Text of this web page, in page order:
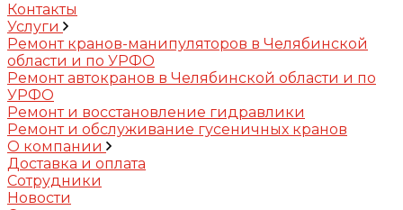
Контакты
Услуги
Ремонт кранов-манипуляторов в Челябинской
области и по УРФО
Ремонт автокранов в Челябинской области и по
УРФО
Ремонт и восстановление гидравлики
Ремонт и обслуживание гусеничных кранов
О компании
Доставка и оплата
Сотрудники
Новости